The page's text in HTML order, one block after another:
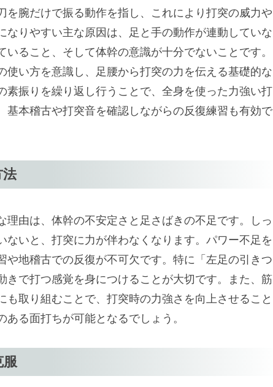
腕だけで振る動作を指し、これにより打突の威力や
なりやすい主な原因は、足と手の動作が連動していな
ること、そして体幹の意識が十分でないことです。
使い方を意識し、足腰から打突の力を伝える基礎的な
素振りを繰り返し行うことで、全身を使った力強い打
基本稽古や打突音を確認しながらの反復練習も有効で
法
由は、体幹の不安定さと足さばきの不足です。しっ
ないと、打突に力が伴わなくなります。パワー不足を
や地稽古での反復が不可欠です。特に「左足の引きつ
きで打つ感覚を身につけることが大切です。また、筋
も取り組むことで、打突時の力強さを向上させること
る面打ちが可能となるでしょう。
服